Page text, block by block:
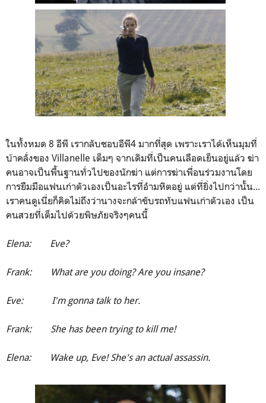
ในทั้งหมด 8 อีพี เรากลับชอบอีพี4 มากที่สุด เพราะเราได้เห็นมุมที่
บ้าคลั่งของ Villanelle เต็มๆ จากเดิมที่เป็นคนเลือดเย็นอยู่แล้ว ฆ่า
คนอาจเป็นพื้นฐานทั่วไปของนักฆ่า แต่การฆ่าเพื่อนร่วมงานโดย
การยืมมือแฟนเก่าตัวเองเป็นอะไรที่อำมหิตอยู่ แต่ที่ยิ่งไปกว่านั้น...
เราคนดูเนี่ยก็คิดไม่ถึงว่านางจะกล้าขับรถทับแฟนเก่าตัวเอง เป็น
คนสวยที่เต็มไปด้วยพิษภัยจริงๆคนนี้
Elena: Eve?
Frank: What are you doing? Are you insane?
Eve: I'm gonna talk to her.
Frank: She has been trying to kill me!
Elena: Wake up, Eve! She's an actual assassin.